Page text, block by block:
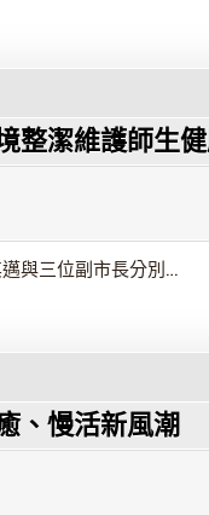
整潔維護師生
與三位副市長分別…
、慢活新風潮